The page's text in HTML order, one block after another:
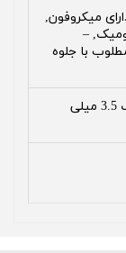
میکروفون,
–
با جلوه
تمام دستگاه های دارای جک 3.5 میلی